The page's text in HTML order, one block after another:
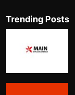
Trending Posts